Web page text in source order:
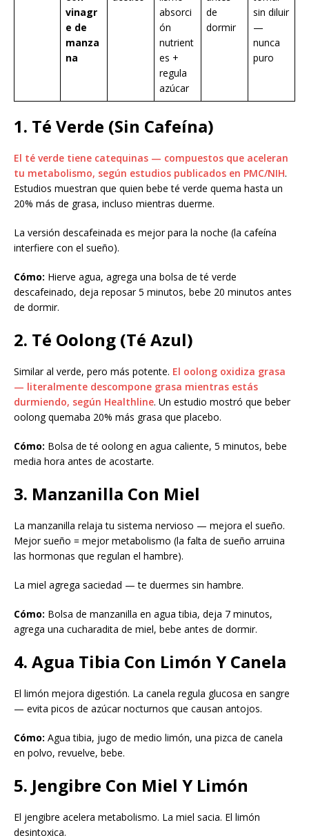
vinagr
e de
manza
na
absorci
ón
nutrient
es +
regula
azúcar
de
dormir
sin diluir
—
nunca
puro
1. Té Verde (Sin Cafeína)
El té verde tiene catequinas — compuestos que aceleran
tu metabolismo, según estudios publicados en PMC/NIH.
Estudios muestran que quien bebe té verde quema hasta un
20% más de grasa, incluso mientras duerme.
La versión descafeinada es mejor para la noche (la cafeína
interfiere con el sueño).
Cómo: Hierve agua, agrega una bolsa de té verde
descafeinado, deja reposar 5 minutos, bebe 20 minutos antes
de dormir.
2. Té Oolong (Té Azul)
Similar al verde, pero más potente. El oolong oxidiza grasa
— literalmente descompone grasa mientras estás
durmiendo, según Healthline. Un estudio mostró que beber
oolong quemaba 20% más grasa que placebo.
Cómo: Bolsa de té oolong en agua caliente, 5 minutos, bebe
media hora antes de acostarte.
3. Manzanilla Con Miel
La manzanilla relaja tu sistema nervioso — mejora el sueño.
Mejor sueño = mejor metabolismo (la falta de sueño arruina
las hormonas que regulan el hambre).
La miel agrega saciedad — te duermes sin hambre.
Cómo: Bolsa de manzanilla en agua tibia, deja 7 minutos,
agrega una cucharadita de miel, bebe antes de dormir.
4. Agua Tibia Con Limón Y Canela
El limón mejora digestión. La canela regula glucosa en sangre
— evita picos de azúcar nocturnos que causan antojos.
Cómo: Agua tibia, jugo de medio limón, una pizca de canela
en polvo, revuelve, bebe.
5. Jengibre Con Miel Y Limón
El jengibre acelera metabolismo. La miel sacia. El limón
desintoxica.